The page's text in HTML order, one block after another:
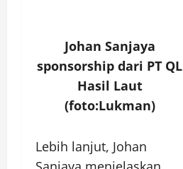
Johan Sanjaya
sponsorship dari PT QL
Hasil Laut
(foto:Lukman)
Lebih lanjut, Johan